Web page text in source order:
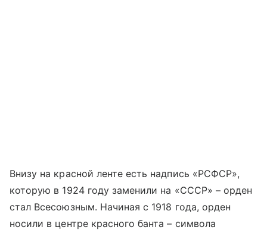
Внизу на красной ленте есть надпись «РСФСР»,
которую в 1924 году заменили на «СССР» – орден
стал Всесоюзным. Начиная с 1918 года, орден
носили в центре красного банта – символа